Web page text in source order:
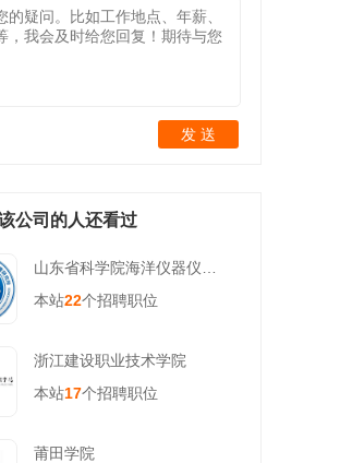
发 送
公司的人还看过
本站22个招聘职位
浙江建设职业技术学院
本站17个招聘职位
莆田学院